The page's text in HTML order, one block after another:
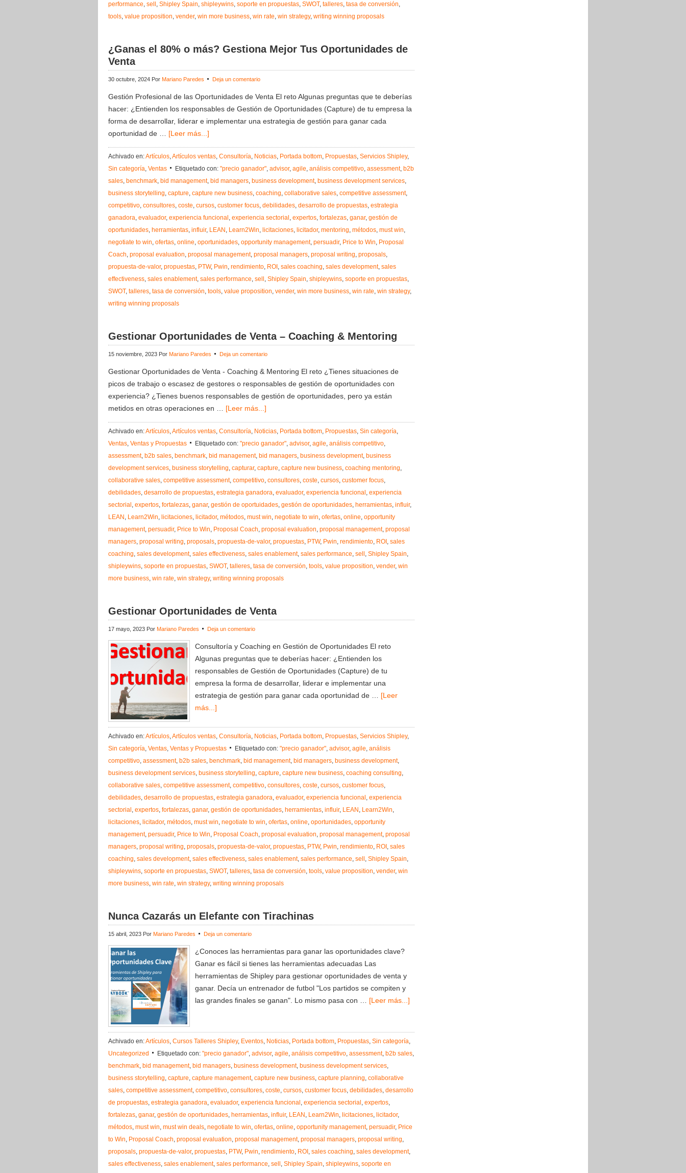
performance, sell , Shipley Spain, shipleywins, soporte en propuestas, SWOT, talleres, tasa de conversión,
tools, value proposition, vender, win more business, win rate, win strategy, writing winning proposals
¿Ganas el 80% o más? Gestiona Mejor Tus Oportunidades de
Venta
30 octubre, 2024 Por Mariano Paredes Deja un comentario
Gestión Profesional de las Oportunidades de Venta El reto Algunas preguntas que te deberías
hacer: ¿Entienden los responsables de Gestión de Oportunidades (Capture) de tu empresa la
forma de desarrollar, liderar e implementar una estrategia de gestión para ganar cada
oportunidad de … [Leer más...]
Achivado en:Artículos,Artículos ventas, Consultoría, Noticias, Portada bottom, Propuestas, Servicios Shipley,
Sin categoría, Ventas Etiquetado con: "precio ganador", advisor, agile, análisis competitivo, assessment, b2b
sales, benchmark, bid management, bid managers, business development, business development services,
business storytelling, capture, capture new business, coaching, collaborative sales, competitive assessment,
competitivo, consultores, coste, cursos, customer focus, debilidades, desarrollo de propuestas, estrategia
ganadora, evaluador, experiencia funcional , experiencia sectorial , expertos, fortalezas, ganar, gestión de
oportunidades, herramientas, influir, LEAN , Learn2Win, licitaciones, licitador, mentoring, métodos, must win,
negotiate to win, ofertas, online, oportunidades, opportunity management, persuadir, Price to Win, Proposal
Coach, proposal evaluation, proposal management, proposal managers, proposal writing, proposals,
propuesta-de-valor, propuestas, PTW, Pwin, rendimiento, ROI , sales coaching, sales development, sales
effectiveness, sales enablement, sales performance, sell , Shipley Spain, shipleywins, soporte en propuestas,
SWOT, talleres, tasa de conversión, tools, value proposition, vender, win more business, win rate, win strategy,
writing winning proposals
Gestionar Oportunidades de Venta – Coaching & Mentoring
15 noviembre, 2023 Por Mariano Paredes Deja un comentario
Gestionar Oportunidades de Venta - Coaching & Mentoring El reto ¿Tienes situaciones de
picos de trabajo o escasez de gestores o responsables de gestión de oportunidades con
experiencia? ¿Tienes buenos responsables de gestión de oportunidades, pero ya están
metidos en otras operaciones en … [Leer más...]
Achivado en:Artículos,Artículos ventas, Consultoría, Noticias, Portada bottom, Propuestas, Sin categoría,
Ventas, Ventas y Propuestas Etiquetado con: "precio ganador", advisor, agile, análisis competitivo,
assessment, b2b sales, benchmark, bid management, bid managers, business development, business
development services, business storytelling, capturar, capture, capture new business, coaching mentoring,
collaborative sales, competitive assessment, competitivo, consultores, coste, cursos, customer focus,
debilidades, desarrollo de propuestas, estrategia ganadora, evaluador, experiencia funcional , experiencia
sectorial , expertos, fortalezas, ganar, gestión de oportuidades, gestión de oportunidades, herramientas, influir,
LEAN , Learn2Win, licitaciones, licitador, métodos, must win, negotiate to win, ofertas, online, opportunity
management, persuadir, Price to Win, Proposal Coach, proposal evaluation, proposal management, proposal
managers, proposal writing, proposals, propuesta-de-valor, propuestas, PTW, Pwin, rendimiento, ROI , sales
coaching, sales development, sales effectiveness, sales enablement, sales performance, sell , Shipley Spain,
shipleywins, soporte en propuestas, SWOT, talleres, tasa de conversión, tools, value proposition, vender, win
more business, win rate, win strategy, writing winning proposals
Gestionar Oportunidades de Venta
17 mayo, 2023 Por Mariano Paredes Deja un comentario
Consultoría y Coaching en Gestión de Oportunidades El reto
Algunas preguntas que te deberías hacer: ¿Entienden los
responsables de Gestión de Oportunidades (Capture) de tu
empresa la forma de desarrollar, liderar e implementar una
estrategia de gestión para ganar cada oportunidad de … [Leer
más...]
Achivado en:Artículos,Artículos ventas, Consultoría, Noticias, Portada bottom, Propuestas, Servicios Shipley,
Sin categoría, Ventas, Ventas y Propuestas Etiquetado con: "precio ganador", advisor, agile, análisis
competitivo, assessment, b2b sales, benchmark, bid management, bid managers, business development,
business development services, business storytelling, capture, capture new business, coaching consulting,
collaborative sales, competitive assessment, competitivo, consultores, coste, cursos, customer focus,
debilidades, desarrollo de propuestas, estrategia ganadora, evaluador, experiencia funcional , experiencia
sectorial , expertos, fortalezas, ganar, gestión de oportunidades, herramientas, influir, LEAN , Learn2Win,
licitaciones, licitador, métodos, must win, negotiate to win, ofertas, online, oportunidades, opportunity
management, persuadir, Price to Win, Proposal Coach, proposal evaluation, proposal management, proposal
managers, proposal writing, proposals, propuesta-de-valor, propuestas, PTW, Pwin, rendimiento, ROI , sales
coaching, sales development, sales effectiveness, sales enablement, sales performance, sell , Shipley Spain,
shipleywins, soporte en propuestas, SWOT, talleres, tasa de conversión, tools, value proposition, vender, win
more business, win rate, win strategy, writing winning proposals
Nunca Cazarás un Elefante con Tirachinas
15 abril, 2023 Por Mariano Paredes Deja un comentario
¿Conoces las herramientas para ganar las oportunidades clave?
Ganar es fácil si tienes las herramientas adecuadas Las
herramientas de Shipley para gestionar oportunidades de venta y
ganar. Decía un entrenador de futbol "Los partidos se compiten y
las grandes finales se ganan". Lo mismo pasa con … [Leer más...]
Achivado en:Artículos, Cursos Talleres Shipley, Eventos, Noticias, Portada bottom, Propuestas, Sin categoría,
Uncategorized
Etiquetado con: "precio ganador", advisor, agile, análisis competitivo, assessment, b2b sales,
benchmark, bid management, bid managers, business development, business development services,
business storytelling, capture, capture management, capture new business, capture planning, collaborative
sales, competitive assessment, competitivo, consultores, coste, cursos, customer focus, debilidades, desarrollo
de propuestas, estrategia ganadora, evaluador, experiencia funcional , experiencia sectorial , expertos,
fortalezas, ganar, gestión de oportunidades, herramientas, influir, LEAN , Learn2Win, licitaciones, licitador,
métodos, must win, must win deals, negotiate to win, ofertas, online, opportunity management, persuadir, Price
to Win, Proposal Coach, proposal evaluation, proposal management, proposal managers, proposal writing,
proposals, propuesta-de-valor, propuestas, PTW, Pwin, rendimiento, ROI , sales coaching, sales development,
sales effectiveness, sales enablement, sales performance, sell , Shipley Spain, shipleywins, soporte en